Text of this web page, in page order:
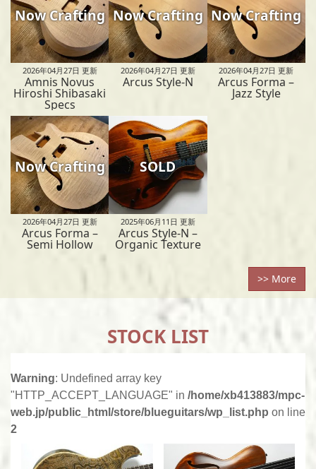
Now Crafting
2026年04月27日 更新
Amnis Novus
Hiroshi Shibasaki
Specs
Now Crafting
2026年04月27日 更新
Arcus Style-N
Now Crafting
2026年04月27日 更新
Arcus Forma –
Jazz Style
Now Crafting
2026年04月27日 更新
Arcus Forma –
Semi Hollow
SOLD
2025年06月11日 更新
Arcus Style-N –
Organic Texture
>> More
STOCK LIST